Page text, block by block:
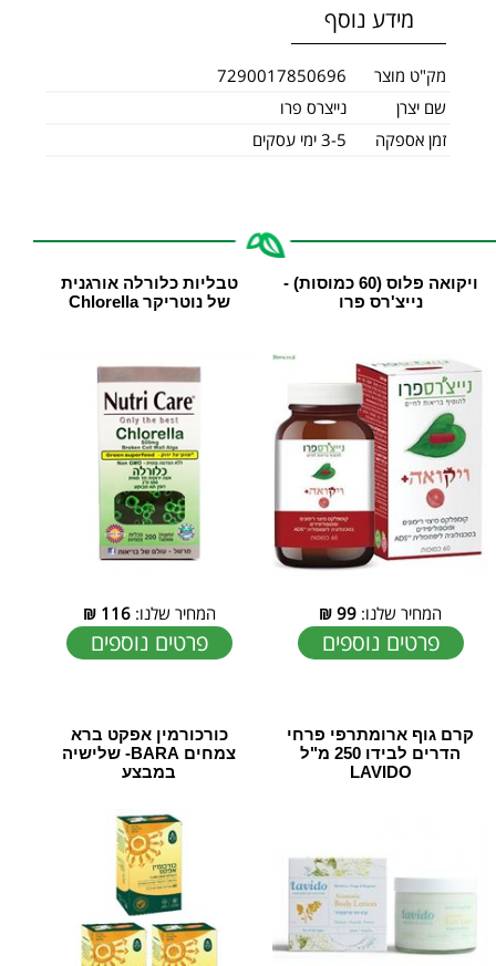
מידע נוסף
מק"ט מוצר
7290017850696
שם יצרן
נייצרס פרו
זמן אספקה
3-5 ימי עסקים
ויקואה פלוס (60 כמוסות) -
נייצ'רס פרו
המחיר שלנו: 99
₪
פרטים נוספים
טבליות כלורלה אורגנית
של נוטריקר Chlorella
המחיר שלנו:116
₪
פרטים נוספים
קרם גוף ארומתרפי פרחי
הדרים לבידו 250 מ"ל
LAVIDO
כורכורמין אפקט ‏ברא
צמחים BARA- שלישיה
במבצע